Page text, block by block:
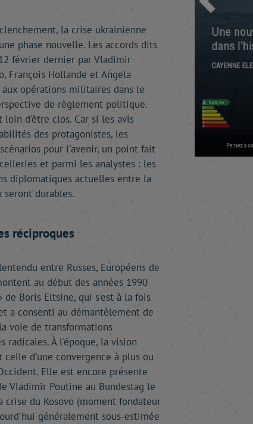
la crise ukrainienne
phase nouvelle. Les accords dits
février dernier par Vladimir
François Hollande et Angela
opérations militaires dans le
de règlement politique.
loin d'être clos. Car si les avis
des protagonistes, les
pour l'avenir, un point fait
et parmi les analystes : les
diplomatiques actuelles entre la
seront durables.
réciproques
entre Russes, Européens de
au début des années 1990
de Boris Eltsine, qui s'est à la fois
a consenti au démantèlement de
voie de transformations
radicales. À l'époque, la vision
d'une convergence à plus ou
Elle est encore présente
Vladimir Poutine au Bundestag le
crise du Kosovo (moment fondateur
généralement sous-estimée
Précédent